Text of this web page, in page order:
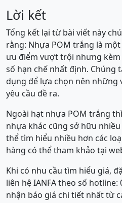
Lời kết
Tổng kết lại từ bài viết này
rằng: Nhựa POM trắng là
ưu điểm vượt trội nhưng
số hạn chế nhất định. Chúng
dụng để lựa chọn nên những
yêu cầu đề ra.
Ngoài hạt nhựa POM trắng
nhựa khác cũng sở hữu
thể tìm hiểu nhiều hơn các
hàng có thể tham khảo tại
Khi có nhu cầu tìm hiểu giá,
liên hệ IANFA theo số hotline:
nhận báo giá chi tiết nhất từ